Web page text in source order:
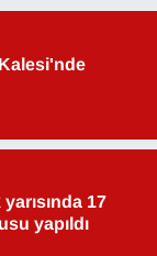
17
yapıldı